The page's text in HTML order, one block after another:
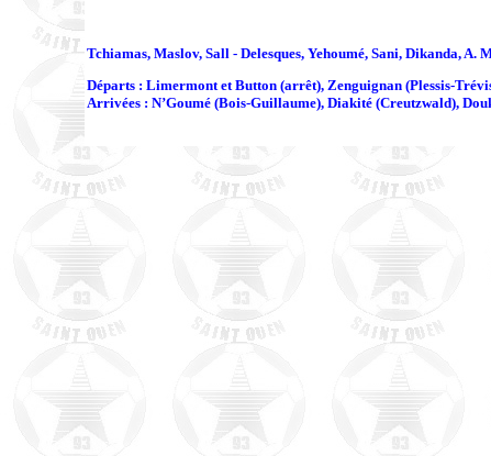
Tchiamas, Maslov, Sall - Delesques, Yehoumé, Sani, Dikanda,
Départs : Limermont et Button (arrêt), Zenguignan (Plessis-
Arrivées : N’Goumé (Bois-Guillaume), Diakité (Creutzwald),